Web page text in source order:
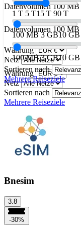
Datenvolumen 100 MB
100 MB 3 GB10 GB
Währung
Netz
Sortieren nach
Mehrere Reiseziele
1 T 5 T15 T 90 T
Datenvolumen 100 MB
100 MB 3 GB10 GB
Währung
Netz
Sortieren nach
Mehrere Reiseziele
Bnesim
3.8
-30%